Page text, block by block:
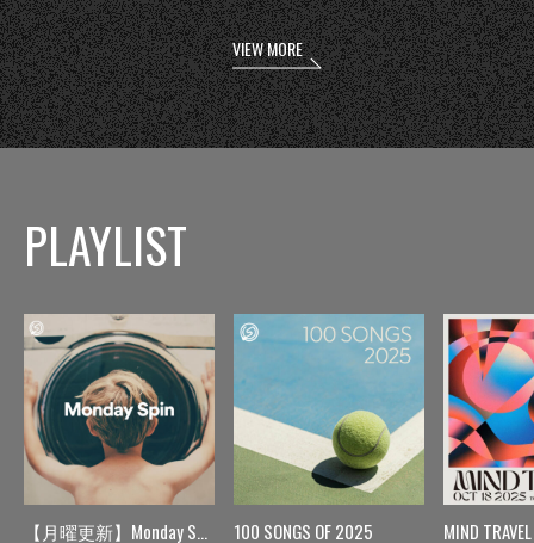
VIEW MORE
PLAYLIST
【月曜更新】Monday Spin 100 SONGS OF 2025 MIND TRAVEL